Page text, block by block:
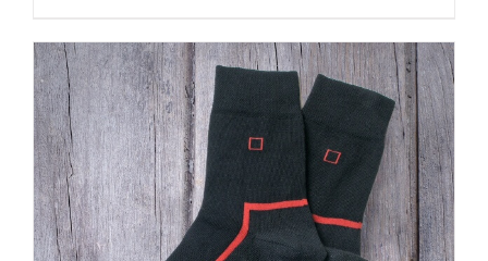
weist
mehrere
Varianten
auf.
Die
Optionen
können
auf
der
Produktseite